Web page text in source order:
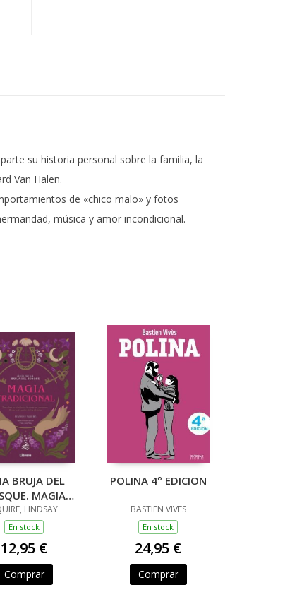
su historia personal sobre la familia, la
Van Halen.
de «chico malo» y fotos
música y amor incondicional.
BRUJA DEL
MAGIA
LINDSAY
En stock
12,95 €
Comprar
POLINA 4º EDICION
BASTIEN VIVES
En stock
24,95 €
Comprar